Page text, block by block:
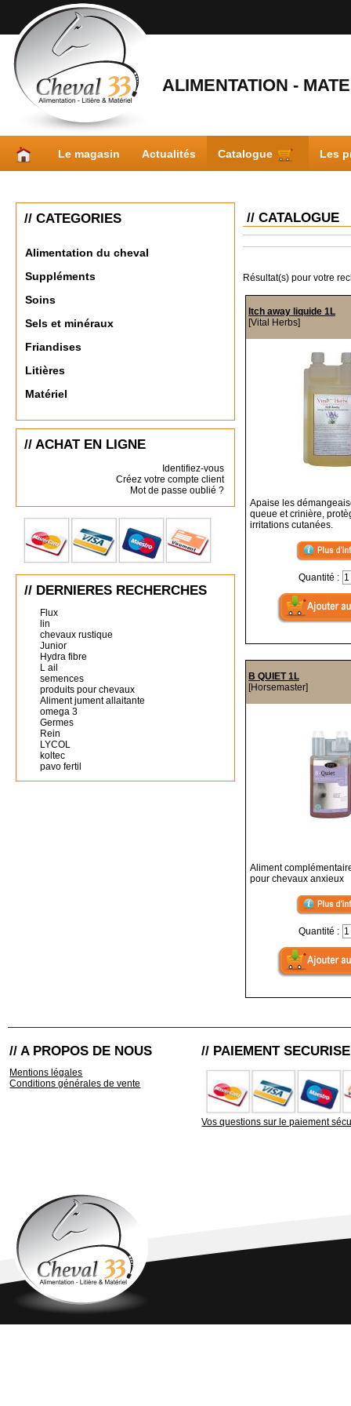
ALIMENTATION -
Le magasin Actualités Catalogue Les
// CATEGORIES
Alimentation du cheval
Suppléments
Soins
Sels et minéraux
Friandises
Litières
Matériel
// ACHAT EN LIGNE
Identifiez-vous
Créez votre compte client
Mot de passe oublié ?
// DERNIERES RECHERCHES
Flux
lin
chevaux rustique
Junior
Hydra fibre
L ail
semences
produits pour chevaux
Aliment jument allaitante
omega 3
Germes
Rein
LYCOL
koltec
pavo fertil
// CATALOGUE
Résultat(s) pour votre
Itch away liquide 1L
[Vital Herbs]
Apaise les
queue et crinière,
irritations cutanées.
Quantité :
B QUIET 1L
[Horsemaster]
Aliment
pour chevaux anxieux
Quantité :
// A PROPOS DE NOUS
Mentions légales
Conditions générales de vente
// PAIEMENT SECURISE
Vos questions sur le paiement